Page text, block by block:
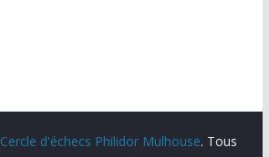
Cercle d'échecs Philidor Mulhouse. Tous